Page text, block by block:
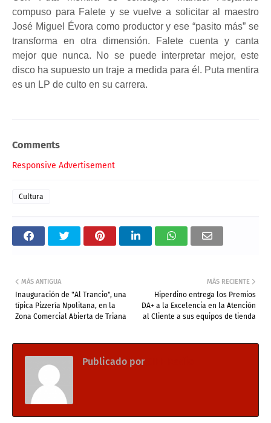
compuso para Falete y se vuelve a solicitar al maestro
José Miguel Évora como productor y ese “pasito más” se
transforma en otra dimensión. Falete cuenta y canta
mejor que nunca. No se puede interpretar mejor, este
disco ha supuesto un traje a medida para él. Puta mentira
es un LP de culto en su carrera.
Comments
Responsive Advertisement
Cultura
MÁS RECIENTE
Hiperdino entrega los Premios
DA+ a la Excelencia en la Atención
al Cliente a sus equipos de tienda
MÁS ANTIGUA
Inauguración de "Al Trancio", una
típica Pizzería Npolitana, en la
Zona Comercial Abierta de Triana
Publicado por